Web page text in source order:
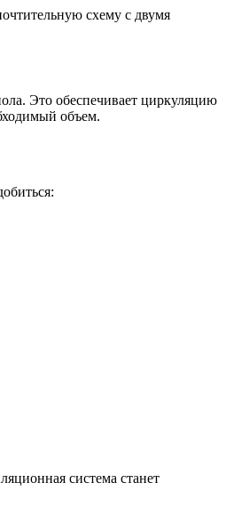
схему с двумя
Это обеспечивает циркуляцию
объем.
система станет